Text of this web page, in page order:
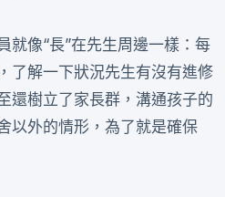
就像“長”在先生周邊一樣：每
了解一下狀況先生有沒有進修
還樹立了家長群，溝通孩子的
以外的情形，為了就是確保